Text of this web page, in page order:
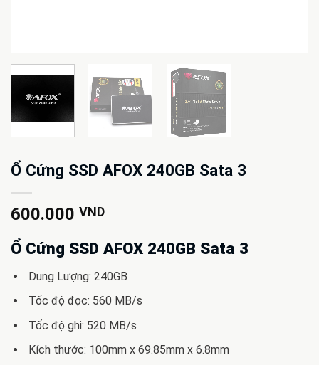
Ổ Cứng SSD AFOX 240GB Sata 3
600.000 VND
Ổ Cứng SSD AFOX 240GB Sata 3
Dung Lượng: 240GB
Tốc độ đọc: 560 MB/s
Tốc độ ghi: 520 MB/s
Kích thước: 100mm x 69.85mm x 6.8mm